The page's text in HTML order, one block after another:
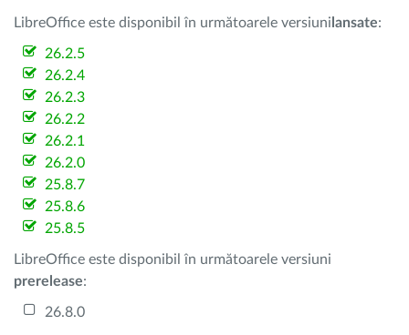
LibreOffice este disponibil în următoarele versiuni lansate:
26.2.5
26.2.4
26.2.3
26.2.2
26.2.1
26.2.0
25.8.7
25.8.6
25.8.5
LibreOffice este disponibil în următoarele versiuni
prerelease:
26.8.0